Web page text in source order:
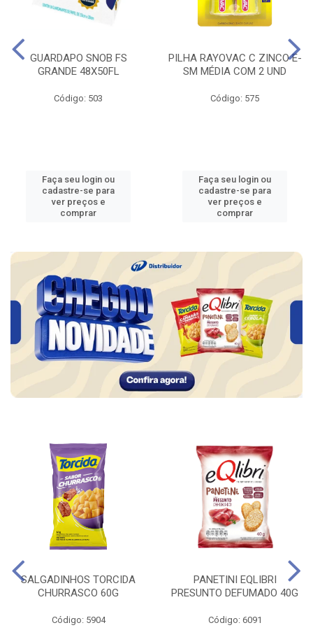
GUARDAPO SNOB FS
GRANDE 48X50FL
Código: 503
Faça seu login ou
cadastre-se para
ver preços e
comprar
PILHA RAYOVAC C ZINCO E-
SM MÉDIA COM 2 UND
Código: 575
Faça seu login ou
cadastre-se para
ver preços e
comprar
SALGADINHOS TORCIDA
CHURRASCO 60G
Código: 5904
PANETINI EQLIBRI
PRESUNTO DEFUMADO 40G
Código: 6091